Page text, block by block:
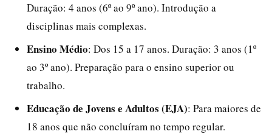
Duração: 4 anos (6º ao 9º ano). Introdução a
disciplinas mais complexas.
Ensino Médio: Dos 15 a 17 anos. Duração: 3 anos (1º
ao 3º ano). Preparação para o ensino superior ou
trabalho.
Educação de Jovens e Adultos (EJA): Para maiores de
18 anos que não concluíram no tempo regular.